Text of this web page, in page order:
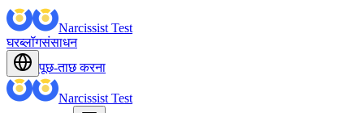
Narcissist Test
घरब्लॉगसंसाधन
पूछ-ताछ करना
Narcissist Test